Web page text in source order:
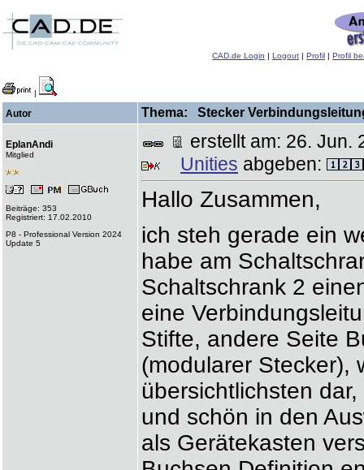
CAD.de Login | Logout | Profil | Profil
|
Autor Thema: Stecker
EplanAndi
Mitglied
Beiträge: 353
Registriert: 17.02.2010
P8 - Professional Version 2024
Update 5
erstellt am: 26.
Unities abgeben:
Hallo Zusammen,
ich steh gerade ein
habe am
Schaltschrank 2
eine
Stifte, andere Seite
(modularer Stecker),
übersichtlichsten
und schön in den
als Gerätekasten